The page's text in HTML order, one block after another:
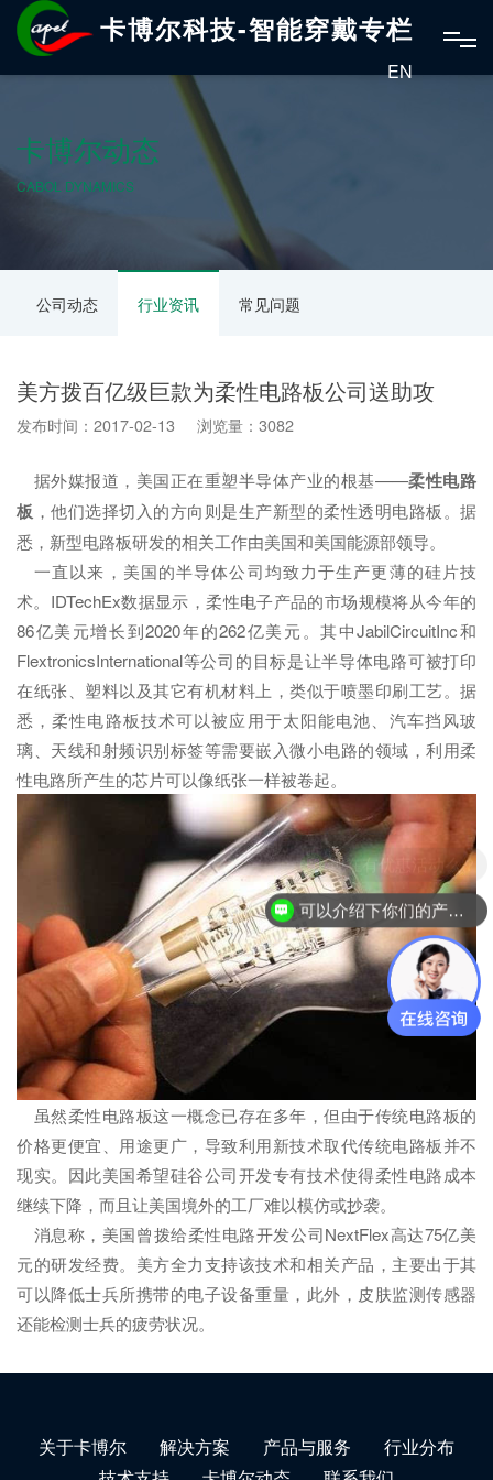
卡博尔科技-智能穿戴专栏
EN
卡博尔动态
CABOL DYNAMICS
公司动态 行业资讯 常见问题
美方拨百亿级巨款为柔性电路板公司送助攻
发布时间：2017-02-13 浏览量：3082
据外媒报道，美国正在重塑半导体产业的根基——柔性电路
板 ，他们选择切入的方向则是生产新型的柔性透明电路板。据
悉，新型电路板研发的相关工作由美国和美国能源部领导。
一直以来，美国的半导体公司均致力于生产更薄的硅片技
术。IDTechEx数据显示，柔性电子产品的市场规模将从今年的
86亿美元增长到2020年的262亿美元。其中JabilCircuitInc和
FlextronicsInternational等公司的目标是让半导体电路可被打印
在纸张、塑料以及其它有机材料上，类似于喷墨印刷工艺。据
悉，柔性电路板技术可以被应用于太阳能电池、汽车挡风玻
璃、天线和射频识别标签等需要嵌入微小电路的领域，利用柔
性电路所产生的芯片可以像纸张一样被卷起。
虽然柔性电路板这一概念已存在多年，但由于传统电路板的
价格更便宜、用途更广，导致利用新技术取代传统电路板并不
现实。因此美国希望硅谷公司开发专有技术使得柔性电路成本
继续下降，而且让美国境外的工厂难以模仿或抄袭。
消息称，美国曾拨给柔性电路开发公司NextFlex高达75亿美
元的研发经费。美方全力支持该技术和相关产品，主要出于其
可以降低士兵所携带的电子设备重量，此外，皮肤监测传感器
还能检测士兵的疲劳状况。
关于卡博尔 解决方案 产品与服务
行业分布
可以介绍下你们的产品么？
现在有优惠活动么？